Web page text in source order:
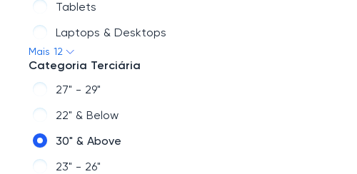
Wearable Tech
Tablets
Laptops & Desktops
Keyboards & Mice
PC Gaming
Computer Accessories
Drawing Tablets
Laptop Accessories
Mais 12
Categoria Terciária
27" - 29"
22" & Below
30" & Above
23" - 26"